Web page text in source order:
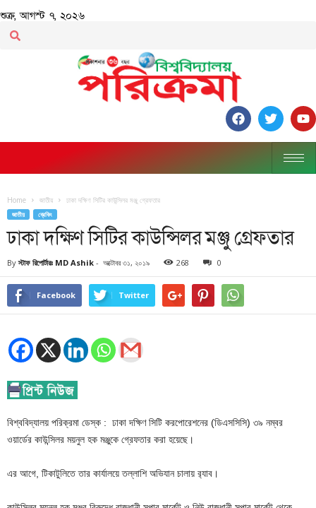
শুক্র, আগস্ট ৭, ২০২৬
Home জাতীয় ঢাকা দক্ষিণ সিটির কাউন্সিলর মঞ্জু গ্রেফতার
জাতীয় ব্রেকিং
ঢাকা দক্ষিণ সিটির কাউন্সিলর মঞ্জু গ্রেফতার
By স্টাফ রিপোর্টারঃ MD Ashik - অক্টোবর ৩১, ২০১৯ 268 0
Facebook Twitter
বিশ্ববিদ্যালয় পরিক্রমা ডেস্ক : ঢাকা দক্ষিণ সিটি করপোরেশনের (ডিএসসিসি) ৩৯ নম্বর
ওয়ার্ডের কাউন্সিলর ময়নুল হক মঞ্জুকে গ্রেফতার করা হয়েছে।
এর আগে, টিকাটুলিতে তার কার্যালয়ে তল্লাশি অভিযান চালায় র‌্যাব।